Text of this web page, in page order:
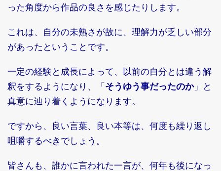
った角度から作品の良さを感じたりします。
これは、自分の未熟さが故に、理解力が乏しい部分
があったということです。
一定の経験と成長によって、以前の自分とは違う解
釈をするようになり、「 そうゆう事だったのか」と
真意に辿り着くようになります。
ですから、良い言葉、良い本等は、何度も繰り返し
咀嚼するべきでしょう。
皆さんも、誰かに言われた一言が、何年も後になっ